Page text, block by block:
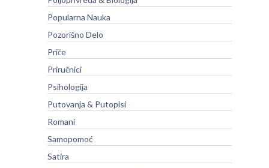
Popularna Nauka
Pozorišno Delo
Priče
Priručnici
Psihologija
Putovanja & Putopisi
Romani
Samopomoć
Satira